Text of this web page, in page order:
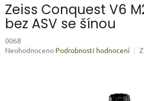
Zeiss Conquest V6
bez ASV se šínou
0068
Průměrné
Neohodnoceno Podrobnosti hodnocení